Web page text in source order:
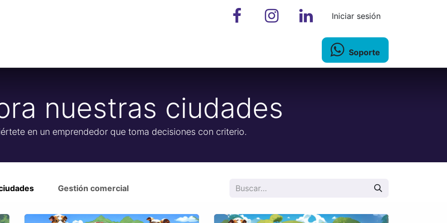
Iniciar sesión
Soporte
nuestras ciudades
en un emprendedor que toma decisiones con criterio.
Gestión comercial